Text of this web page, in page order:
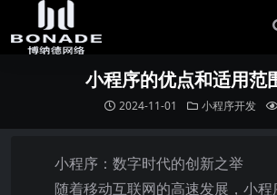
小程序的优点和适用范
2024-11-01 小程序开发
小程序：数字时代的创新之举
随着移动互联网的高速发展，小